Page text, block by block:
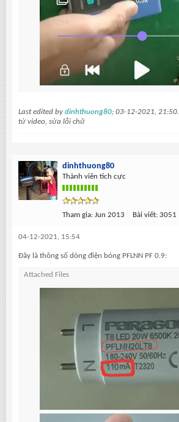
Last edited by dinhthuong80; 03-12-2021, 21:50.
từ video, sửa lỗi chữ
dinhthuong80
Thành viên tích cực
Tham gia: Jun 2013 Bài viết: 3051
04-12-2021, 15:54
Đây là thông số dòng điện bóng PFLNN PF 0.9:
Attached Files